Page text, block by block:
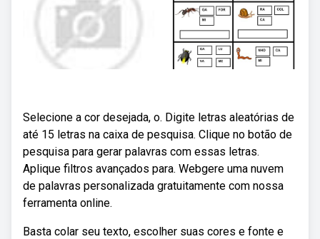
Selecione a cor desejada, o. Digite letras aleatórias de
até 15 letras na caixa de pesquisa. Clique no botão de
pesquisa para gerar palavras com essas letras.
Aplique filtros avançados para. Webgere uma nuvem
de palavras personalizada gratuitamente com nossa
ferramenta online.
Basta colar seu texto, escolher suas cores e fonte e